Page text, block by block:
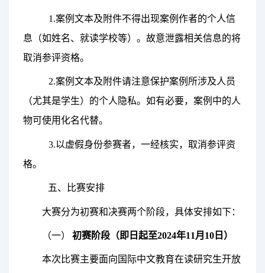
密码
立即注册 >
申请创建 >
1 .案例文本及附件不得出现案例作者的个人信
息（如姓名、就读学校等）。故意泄露相关信息的将
取消参评资格。
2.案例文本及附件请注意保护案例所涉及人员
（尤其是学生）的个人隐私。如有必要，案例中的人
物可使用化名代替。
3.以虚假身份参赛者，一经核实，取消参评资
格。
五、比赛安排
大赛分为初赛和决赛两个阶段，具体安排如下：
（一） 初赛阶段（即日起至2024年11月10日）
本次比赛主要面向 国际中文教育在读研究生开放